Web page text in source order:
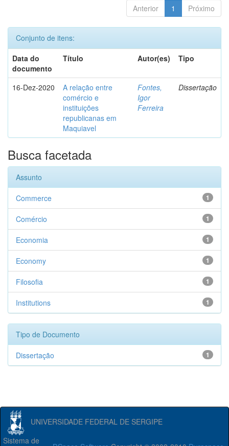
Anterior 1 Próximo
Conjunto de itens:
Data do
documento
Título Autor(es) Tipo
16-Dez-2020
A relação entre
comércio e
instituições
republicanas em
Maquiavel
Fontes,
Igor
Ferreira
Dissertação
Busca facetada
Assunto
1
Commerce
1
Comércio
1
Economia
1
Economy
1
Filosofia
1
Institutions
Tipo de Documento
1
Dissertação
UNIVERSIDADE FEDERAL DE SERGIPE
Sistema de